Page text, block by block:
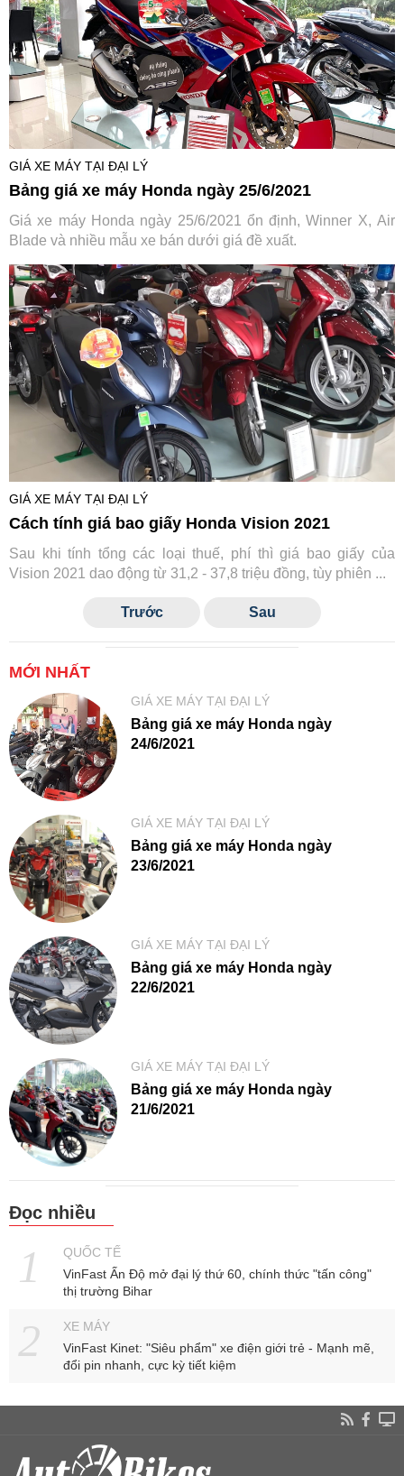
GIÁ XE MÁY TẠI ĐẠI LÝ
Bảng giá xe máy Honda ngày 25/6/2021
Giá xe máy Honda ngày 25/6/2021 ổn định, Winner X, Air
Blade và nhiều mẫu xe bán dưới giá đề xuất.
GIÁ XE MÁY TẠI ĐẠI LÝ
Cách tính giá bao giấy Honda Vision 2021
Sau khi tính tổng các loại thuế, phí thì giá bao giấy của
Vision 2021 dao động từ 31,2 - 37,8 triệu đồng, tùy phiên ...
Trước Sau
MỚI NHẤT
GIÁ XE MÁY TẠI ĐẠI LÝ
Bảng giá xe máy Honda ngày
24/6/2021
GIÁ XE MÁY TẠI ĐẠI LÝ
Bảng giá xe máy Honda ngày
23/6/2021
GIÁ XE MÁY TẠI ĐẠI LÝ
Bảng giá xe máy Honda ngày
22/6/2021
GIÁ XE MÁY TẠI ĐẠI LÝ
Bảng giá xe máy Honda ngày
21/6/2021
Đọc nhiều
QUỐC TẾ
VinFast Ấn Độ mở đại lý thứ 60, chính thức "tấn công"
thị trường Bihar
XE MÁY
VinFast Kinet: "Siêu phẩm" xe điện giới trẻ - Mạnh mẽ,
đổi pin nhanh, cực kỳ tiết kiệm